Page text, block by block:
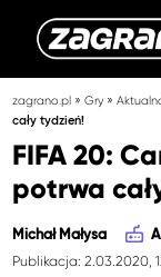
zagrano.pl »Gry»
cały tydzień!
FIFA 20:
potrwa
Michał Małysa
Publikacja: 2.03.2020,